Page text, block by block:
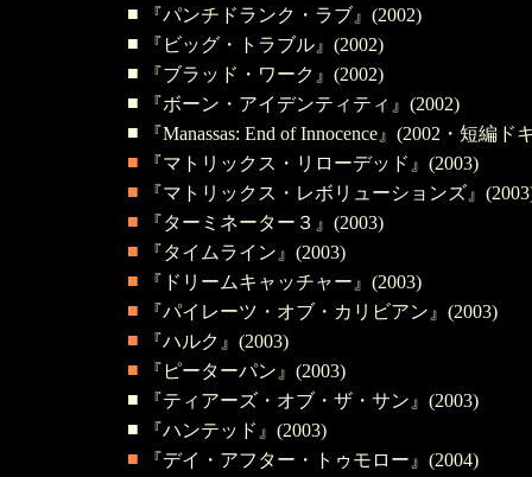
■
『パンチドランク・ラブ』(2002)
■
『ビッグ・トラブル』(2002)
■
『ブラッド・ワーク』(2002)
■
『ボーン・アイデンティティ』(2002)
■
『Manassas: End of Innocence』(2002・短編
■
『マトリックス・リローデッド』(2003)
■
『マトリックス・レボリューションズ』
■
『ターミネーター３』(2003)
■
『タイムライン』(2003)
■
『ドリームキャッチャー』(2003)
■
『パイレーツ・オブ・カリビアン』(2003)
■
『ハルク』(2003)
■
『ピーターパン』(2003)
■
『ティアーズ・オブ・ザ・サン』(2003)
■
『ハンテッド』(2003)
■
『デイ・アフター・トゥモロー』(2004)